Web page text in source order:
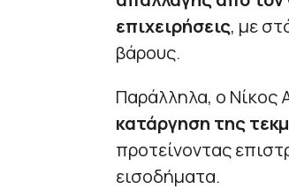
επιχειρήσεις, με
βάρους.
Παράλληλα, ο Νίκος
κατάργηση της
προτείνοντας
εισοδήματα.